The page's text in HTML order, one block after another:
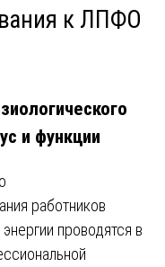
к ЛПФО
и функции
работников
проводятся в